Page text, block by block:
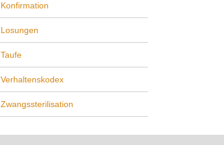
Konfirmation
Losungen
Taufe
Verhaltenskodex
Zwangssterilisation